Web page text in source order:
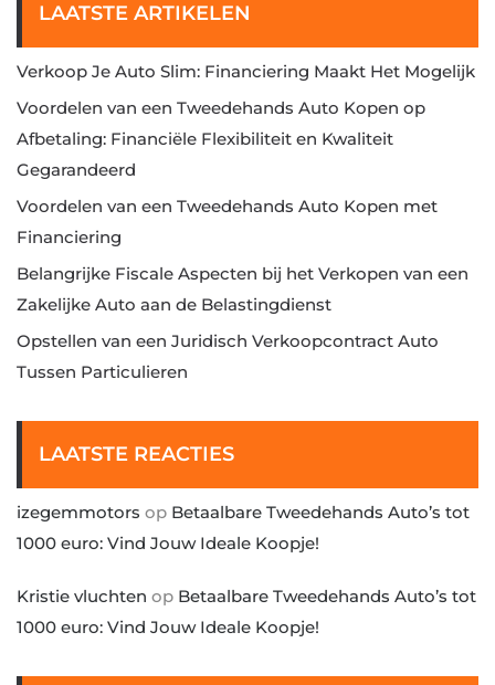
LAATSTE ARTIKELEN
Verkoop Je Auto Slim: Financiering Maakt Het Mogelijk
Voordelen van een Tweedehands Auto Kopen op
Afbetaling: Financiële Flexibiliteit en Kwaliteit
Gegarandeerd
Voordelen van een Tweedehands Auto Kopen met
Financiering
Belangrijke Fiscale Aspecten bij het Verkopen van een
Zakelijke Auto aan de Belastingdienst
Opstellen van een Juridisch Verkoopcontract Auto
Tussen Particulieren
LAATSTE REACTIES
izegemmotors op Betaalbare Tweedehands Auto’s tot
1000 euro: Vind Jouw Ideale Koopje!
Kristie vluchten op Betaalbare Tweedehands Auto’s tot
1000 euro: Vind Jouw Ideale Koopje!